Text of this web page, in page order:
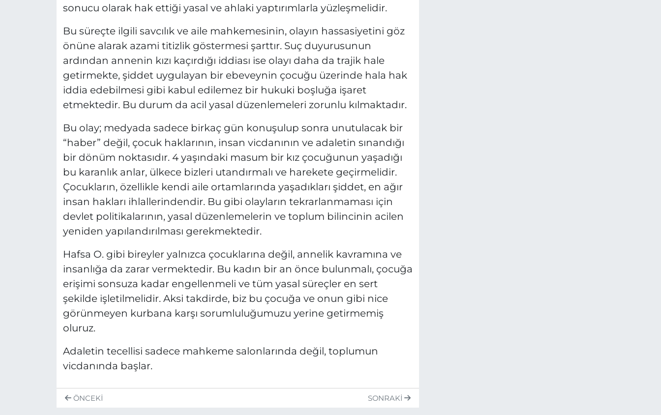
sonucu olarak hak ettiği yasal ve ahlaki yaptırımlarla yüzleşmelidir.
Bu süreçte ilgili savcılık ve aile mahkemesinin, olayın hassasiyetini göz
önüne alarak azami titizlik göstermesi şarttır. Suç duyurusunun
ardından annenin kızı kaçırdığı iddiası ise olayı daha da trajik hale
getirmekte, şiddet uygulayan bir ebeveynin çocuğu üzerinde hala hak
iddia edebilmesi gibi kabul edilemez bir hukuki boşluğa işaret
etmektedir. Bu durum da acil yasal düzenlemeleri zorunlu kılmaktadır.
Bu olay; medyada sadece birkaç gün konuşulup sonra unutulacak bir
“haber” değil, çocuk haklarının, insan vicdanının ve adaletin sınandığı
bir dönüm noktasıdır. 4 yaşındaki masum bir kız çocuğunun yaşadığı
bu karanlık anlar, ülkece bizleri utandırmalı ve harekete geçirmelidir.
Çocukların, özellikle kendi aile ortamlarında yaşadıkları şiddet, en ağır
insan hakları ihlallerindendir. Bu gibi olayların tekrarlanmaması için
devlet politikalarının, yasal düzenlemelerin ve toplum bilincinin acilen
yeniden yapılandırılması gerekmektedir.
Hafsa O. gibi bireyler yalnızca çocuklarına değil, annelik kavramına ve
insanlığa da zarar vermektedir. Bu kadın bir an önce bulunmalı, çocuğa
erişimi sonsuza kadar engellenmeli ve tüm yasal süreçler en sert
şekilde işletilmelidir. Aksi takdirde, biz bu çocuğa ve onun gibi nice
görünmeyen kurbana karşı sorumluluğumuzu yerine getirmemiş
oluruz.
Adaletin tecellisi sadece mahkeme salonlarında değil, toplumun
vicdanında başlar.
ÖNCEKI SONRAKI